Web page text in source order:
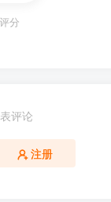
分
评论
注册